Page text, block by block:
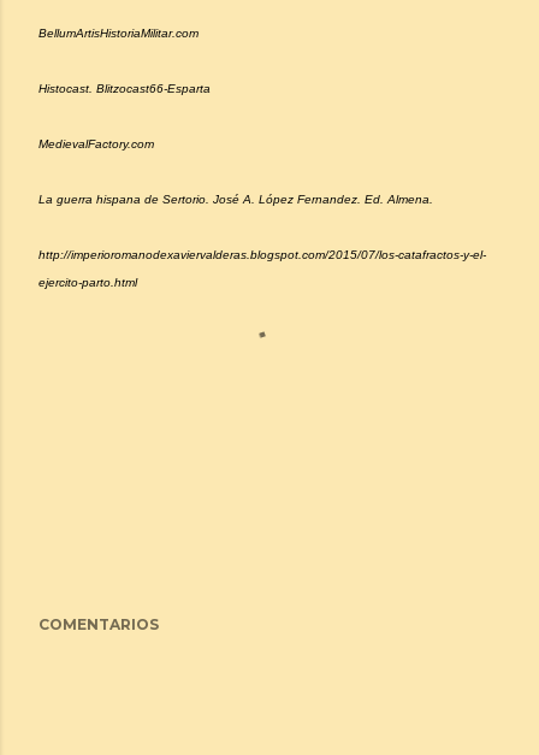
BellumArtisHistoriaMilitar.com
Histocast. Blitzocast66-Esparta
MedievalFactory.com
La guerra hispana de Sertorio. José A. López Fernandez. Ed. Almena.
http://imperioromanodexaviervalderas.blogspot.com/2015/07/los-catafractos-y-el-
ejercito-parto.html
COMENTARIOS